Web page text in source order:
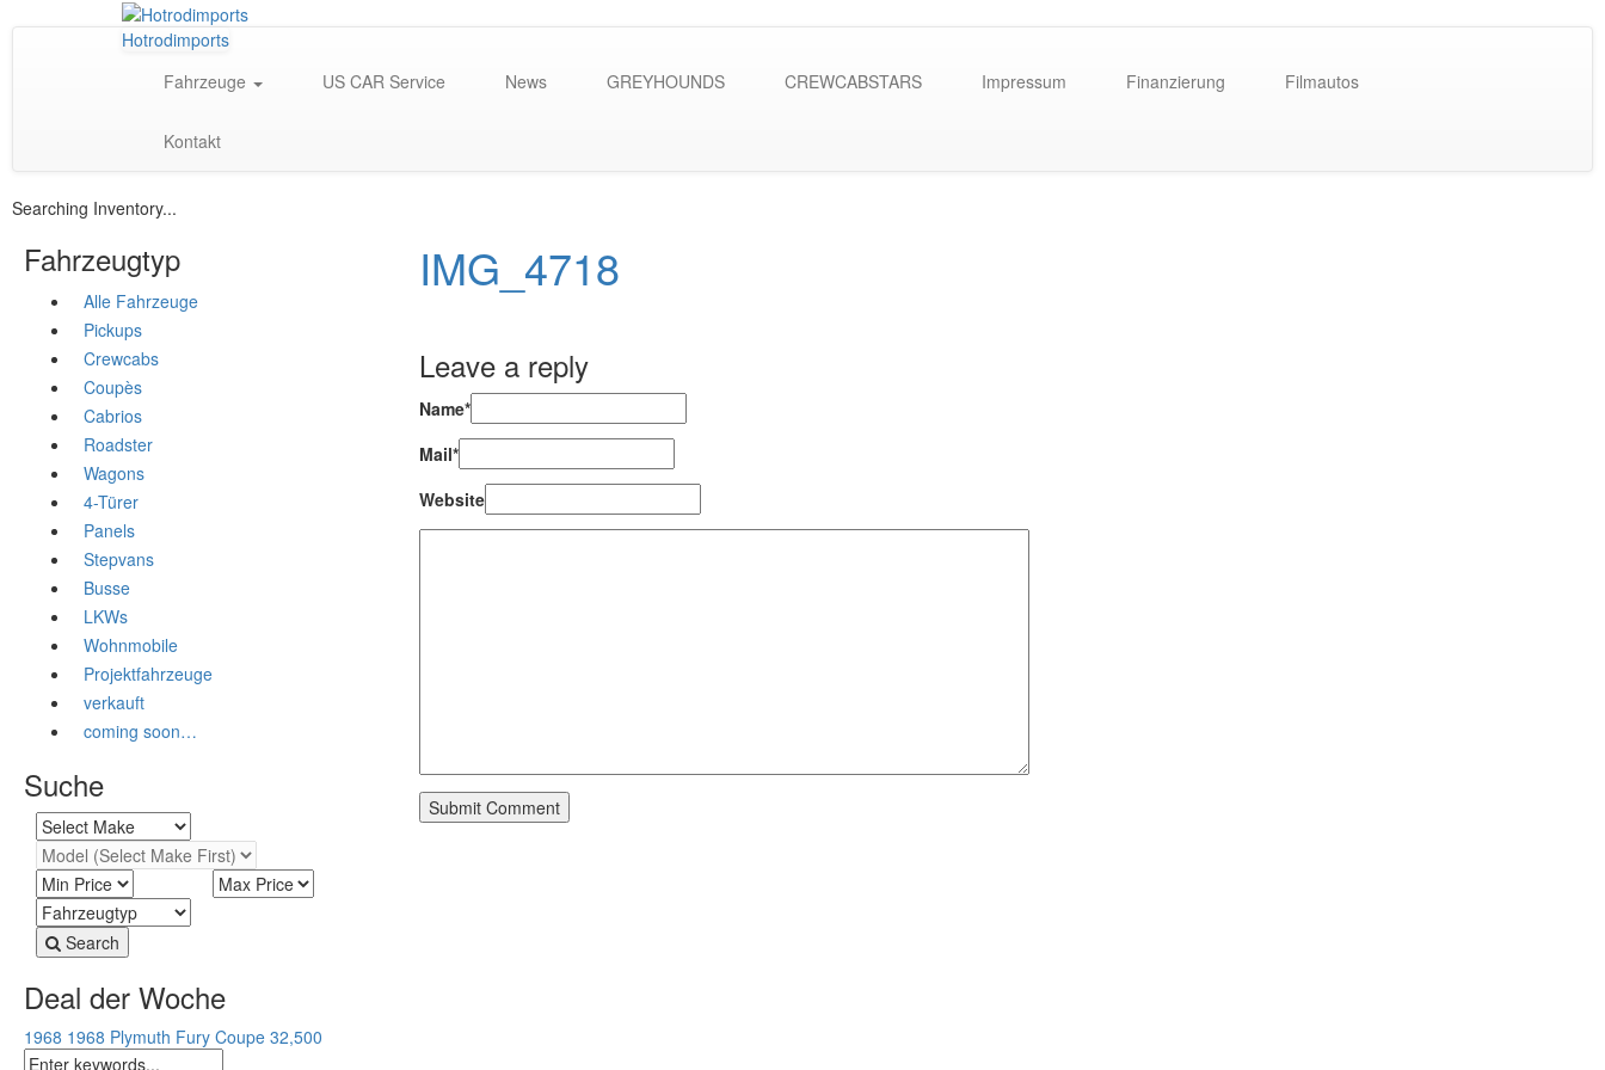
Hotrodimports
Fahrzeuge
US CAR Service News GREYHOUNDS CREWCABSTARS Impressum Finanzierung Filmautos
Kontakt
Searching Inventory...
IMG_4718
Leave a reply
Name*
Mail*
Website
Fahrzeugtyp
Alle Fahrzeuge
Pickups
Crewcabs
Coupès
Cabrios
Roadster
Wagons
4-Türer
Panels
Stepvans
Busse
LKWs
Wohnmobile
Projektfahrzeuge
verkauft
coming soon…
Suche
Search
Deal der Woche
1968 1968 Plymuth Fury Coupe 32,500